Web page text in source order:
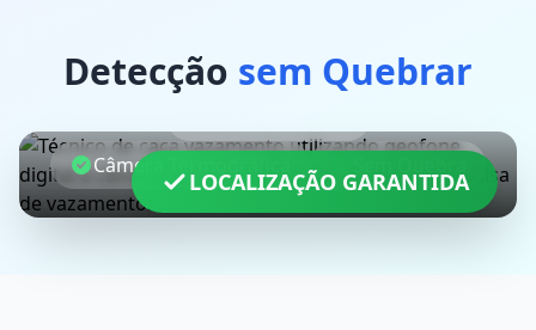
Detecção sem Quebrar
LOCALIZAÇÃO GARANTIDA
Câmera Termográfica